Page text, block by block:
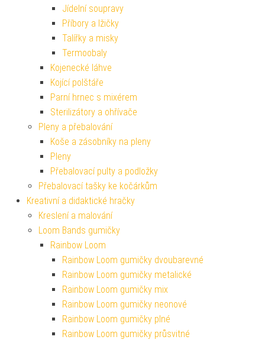
Jídelní soupravy
Příbory a lžičky
Talířky a misky
Termoobaly
Kojenecké láhve
Kojící polštáře
Parní hrnec s mixérem
Sterilizátory a ohřívače
Pleny a přebalování
Koše a zásobníky na pleny
Pleny
Přebalovací pulty a podložky
Přebalovací tašky ke kočárkům
Kreativní a didaktické hračky
Kreslení a malování
Loom Bands gumičky
Rainbow Loom
Rainbow Loom gumičky dvoubarevné
Rainbow Loom gumičky metalické
Rainbow Loom gumičky mix
Rainbow Loom gumičky neonové
Rainbow Loom gumičky plné
Rainbow Loom gumičky průsvitné